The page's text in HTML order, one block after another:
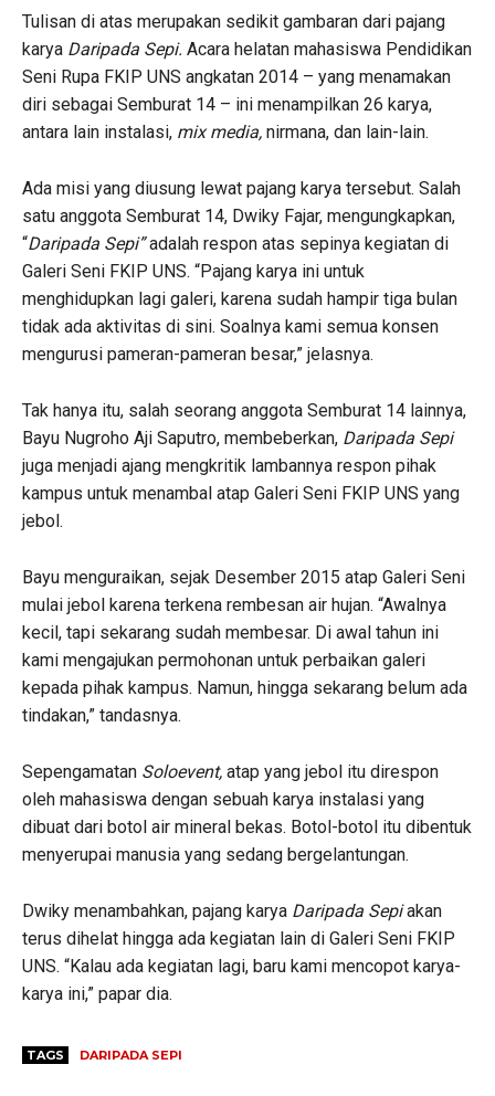
Tulisan di atas merupakan sedikit gambaran dari pajang
karya Daripada Sepi. Acara helatan mahasiswa Pendidikan
Seni Rupa FKIP UNS angkatan 2014 – yang menamakan
diri sebagai Semburat 14 – ini menampilkan 26 karya,
antara lain instalasi, mix media, nirmana, dan lain-lain.
Ada misi yang diusung lewat pajang karya tersebut. Salah
satu anggota Semburat 14, Dwiky Fajar, mengungkapkan,
“Daripada Sepi”adalah respon atas sepinya kegiatan di
Galeri Seni FKIP UNS. “Pajang karya ini untuk
menghidupkan lagi galeri, karena sudah hampir tiga bulan
tidak ada aktivitas di sini. Soalnya kami semua konsen
mengurusi pameran-pameran besar,” jelasnya.
Tak hanya itu, salah seorang anggota Semburat 14 lainnya,
Bayu Nugroho Aji Saputro, membeberkan, Daripada Sepi
juga menjadi ajang mengkritik lambannya respon pihak
kampus untuk menambal atap Galeri Seni FKIP UNS yang
jebol.
Bayu menguraikan, sejak Desember 2015 atap Galeri Seni
mulai jebol karena terkena rembesan air hujan. “Awalnya
kecil, tapi sekarang sudah membesar. Di awal tahun ini
kami mengajukan permohonan untuk perbaikan galeri
kepada pihak kampus. Namun, hingga sekarang belum ada
tindakan,” tandasnya.
Sepengamatan Soloevent, atap yang jebol itu direspon
oleh mahasiswa dengan sebuah karya instalasi yang
dibuat dari botol air mineral bekas. Botol-botol itu dibentuk
menyerupai manusia yang sedang bergelantungan.
Dwiky menambahkan, pajang karya Daripada Sepiakan
terus dihelat hingga ada kegiatan lain di Galeri Seni FKIP
UNS. “Kalau ada kegiatan lagi, baru kami mencopot karya-
karya ini,” papar dia.
TAGS DARIPADA SEPI